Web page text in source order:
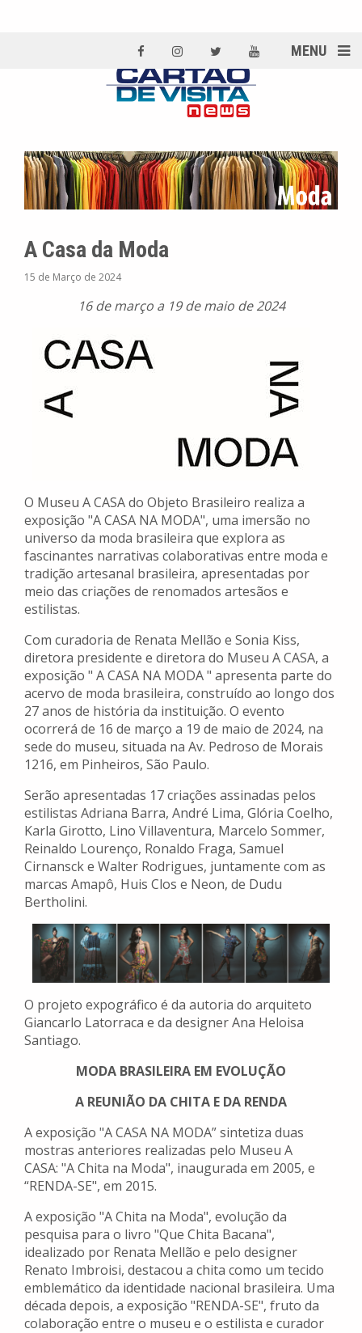
MENU
A Casa da Moda
15 de Março de 2024
16 de março a 19 de maio de 2024
O Museu A CASA do Objeto Brasileiro realiza a
exposição "A CASA NA MODA", uma imersão no
universo da moda brasileira que explora as
fascinantes narrativas colaborativas entre moda e
tradição artesanal brasileira, apresentadas por
meio das criações de renomados artesãos e
estilistas.
Com curadoria de Renata Mellão e Sonia Kiss,
diretora presidente e diretora do Museu A CASA, a
exposição " A CASA NA MODA " apresenta parte do
acervo de moda brasileira, construído ao longo dos
27 anos de história da instituição. O evento
ocorrerá de 16 de março a 19 de maio de 2024, na
sede do museu, situada na Av. Pedroso de Morais
1216, em Pinheiros, São Paulo.
Serão apresentadas 17 criações assinadas pelos
estilistas Adriana Barra, André Lima, Glória Coelho,
Karla Girotto, Lino Villaventura, Marcelo Sommer,
Reinaldo Lourenço, Ronaldo Fraga, Samuel
Cirnansck e Walter Rodrigues, juntamente com as
marcas Amapô, Huis Clos e Neon, de Dudu
Bertholini.
O projeto expográfico é da autoria do arquiteto
Giancarlo Latorraca e da designer Ana Heloisa
Santiago.
MODA BRASILEIRA EM EVOLUÇÃO
A REUNIÃO DA CHITA E DA RENDA
A exposição "A CASA NA MODA” sintetiza duas
mostras anteriores realizadas pelo Museu A
CASA: "A Chita na Moda", inaugurada em 2005, e
“RENDA-SE", em 2015.
A exposição "A Chita na Moda", evolução da
pesquisa para o livro "Que Chita Bacana",
idealizado por Renata Mellão e pelo designer
Renato Imbroisi, destacou a chita como um tecido
emblemático da identidade nacional brasileira. Uma
década depois, a exposição "RENDA-SE", fruto da
colaboração entre o museu e o estilista e curador